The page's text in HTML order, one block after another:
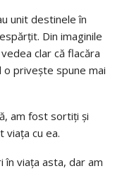
unit destinele în
Din imaginile
clar că flacăra
o privește spune mai
am fost sortiți și
viața cu ea.
în viața asta, dar am